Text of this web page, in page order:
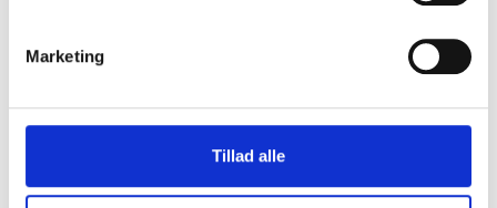
Marketing
Tillad alle
brændt
Nr. 311 Halmstad
brændt